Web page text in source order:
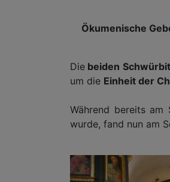
Ökumenische
Die beiden
um die Einheit der
Während bereits am
wurde, fand nun am